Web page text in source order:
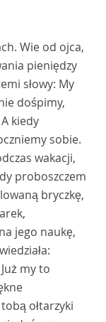
Wie od ojca,
pieniędzy
słowy: My
dośpimy,
kiedy
sobie.
wakacji,
proboszczem
bryczkę,
jego naukę,
my to
ołtarzyki